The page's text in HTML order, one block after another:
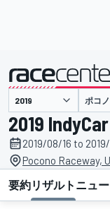
主催 ポコノ
2019
2019/08/16 to
Pocono Raceway,
要約リザルト ニュ